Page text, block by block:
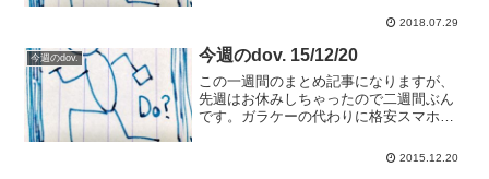
ーターを買いました今週読んだ本"地頭力
2018.07.29
今週のdov. 今週のdov. 15/12/20
この一週間のまとめ記事になりますが、
先週はお休みしちゃったので二週間ぶん
です。ガラケーの代わりに格安スマホを
でスマホのように割引があるわけじゃな
2015.12.20